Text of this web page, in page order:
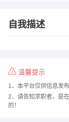
自我描述
温馨提示
1、本平台仅供信息发
2、请告知求职者，是在
的！